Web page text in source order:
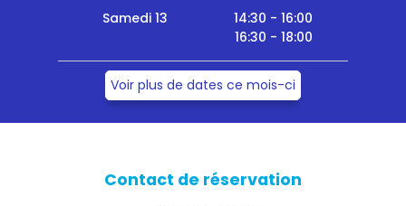
Samedi 13
14:30 - 16:00
16:30 - 18:00
Voir plus de dates ce mois-ci
Contact de réservation